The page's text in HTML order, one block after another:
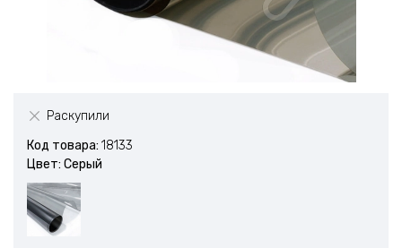
Раскупили
Код товара: 18133
Цвет: Серый